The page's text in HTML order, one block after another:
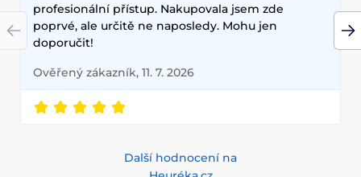
profesionální přístup. Nakupovala jsem zde
poprvé, ale určitě ne naposledy. Mohu jen
doporučit!
Ověřený zákazník, 11. 7. 2026
Další hodnocení na